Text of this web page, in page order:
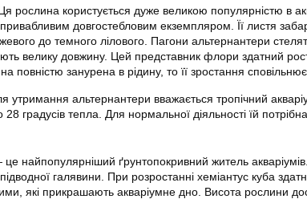
рослина користується дуже великою популярністю в
привабливим довгостебловим екземпляром. Її листя
до темного лілового. Пагони альтернантери
велику довжину. Цей представник флори здатний
повністю занурена в рідину, то її зростання
утримання альтернантери вважається тропічний
градусів тепла. Для нормальної діяльності їй
найпопулярніший ґрунтопокривний житель
галявини. При розростанні хеміантус куба
які прикрашають акваріумне дно. Висота рослини